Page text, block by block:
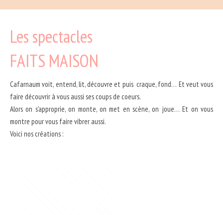
Les spectacles
FAITS MAISON
Cafarnaum voit, entend, lit, découvre et puis craque, fond… Et veut vous
faire découvrir à vous aussi ses coups de coeurs.
Alors on s’approprie, on monte, on met en scène, on joue… Et on vous
montre pour vous faire vibrer aussi.
Voici nos créations :